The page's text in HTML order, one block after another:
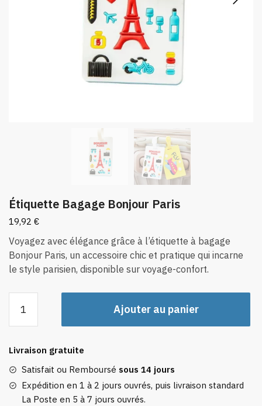
Étiquette Bagage Bonjour Paris
19,92 €
Voyagez avec élégance grâce à l’étiquette à bagage
Bonjour Paris, un accessoire chic et pratique qui incarne
le style parisien, disponible sur voyage-confort.
Étiquette
Bonjour
Paris
Ajouter au panier
Livraison gratuite
Satisfait ou Remboursé sous 14 jours
Expédition en 1 à 2 jours ouvrés, puis livraison standard
La Poste en 5 à 7 jours ouvrés.